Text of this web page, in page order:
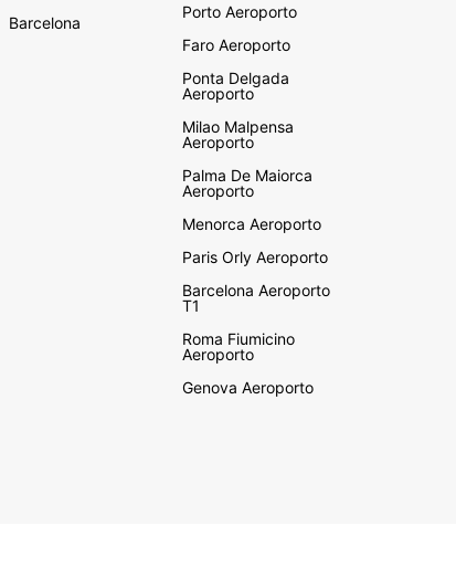
Barcelona
Porto Aeroporto
Faro Aeroporto
Ponta Delgada
Aeroporto
Milao Malpensa
Aeroporto
Palma De Maiorca
Aeroporto
Menorca Aeroporto
Paris Orly Aeroporto
Barcelona Aeroporto
T1
Roma Fiumicino
Aeroporto
Genova Aeroporto